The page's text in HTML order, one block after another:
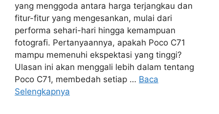
yang menggoda antara harga terjangkau dan
fitur-fitur yang mengesankan, mulai dari
performa sehari-hari hingga kemampuan
fotografi. Pertanyaannya, apakah Poco C71
mampu memenuhi ekspektasi yang tinggi?
Ulasan ini akan menggali lebih dalam tentang
Poco C71, membedah setiap … Baca
Selengkapnya